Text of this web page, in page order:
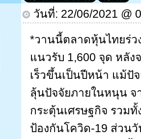
วันที่: 22/06/2021 @
*วานนี้ตลาดหุ้นไทยร่ว
แนวรับ 1,600 จุด หลั
เร็วขึ้นเป็นปีหน้า แม้ปั
ลุ้นปัจจัยภายในหนุน จ
กระตุ้นเศรษฐกิจ รวม
ป้องกันโควิด-19 ส่วน